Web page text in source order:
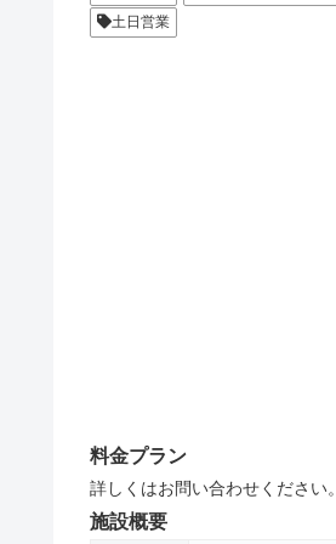
土日営業
料金プラン
詳しくはお問い合わせください。
施設概要